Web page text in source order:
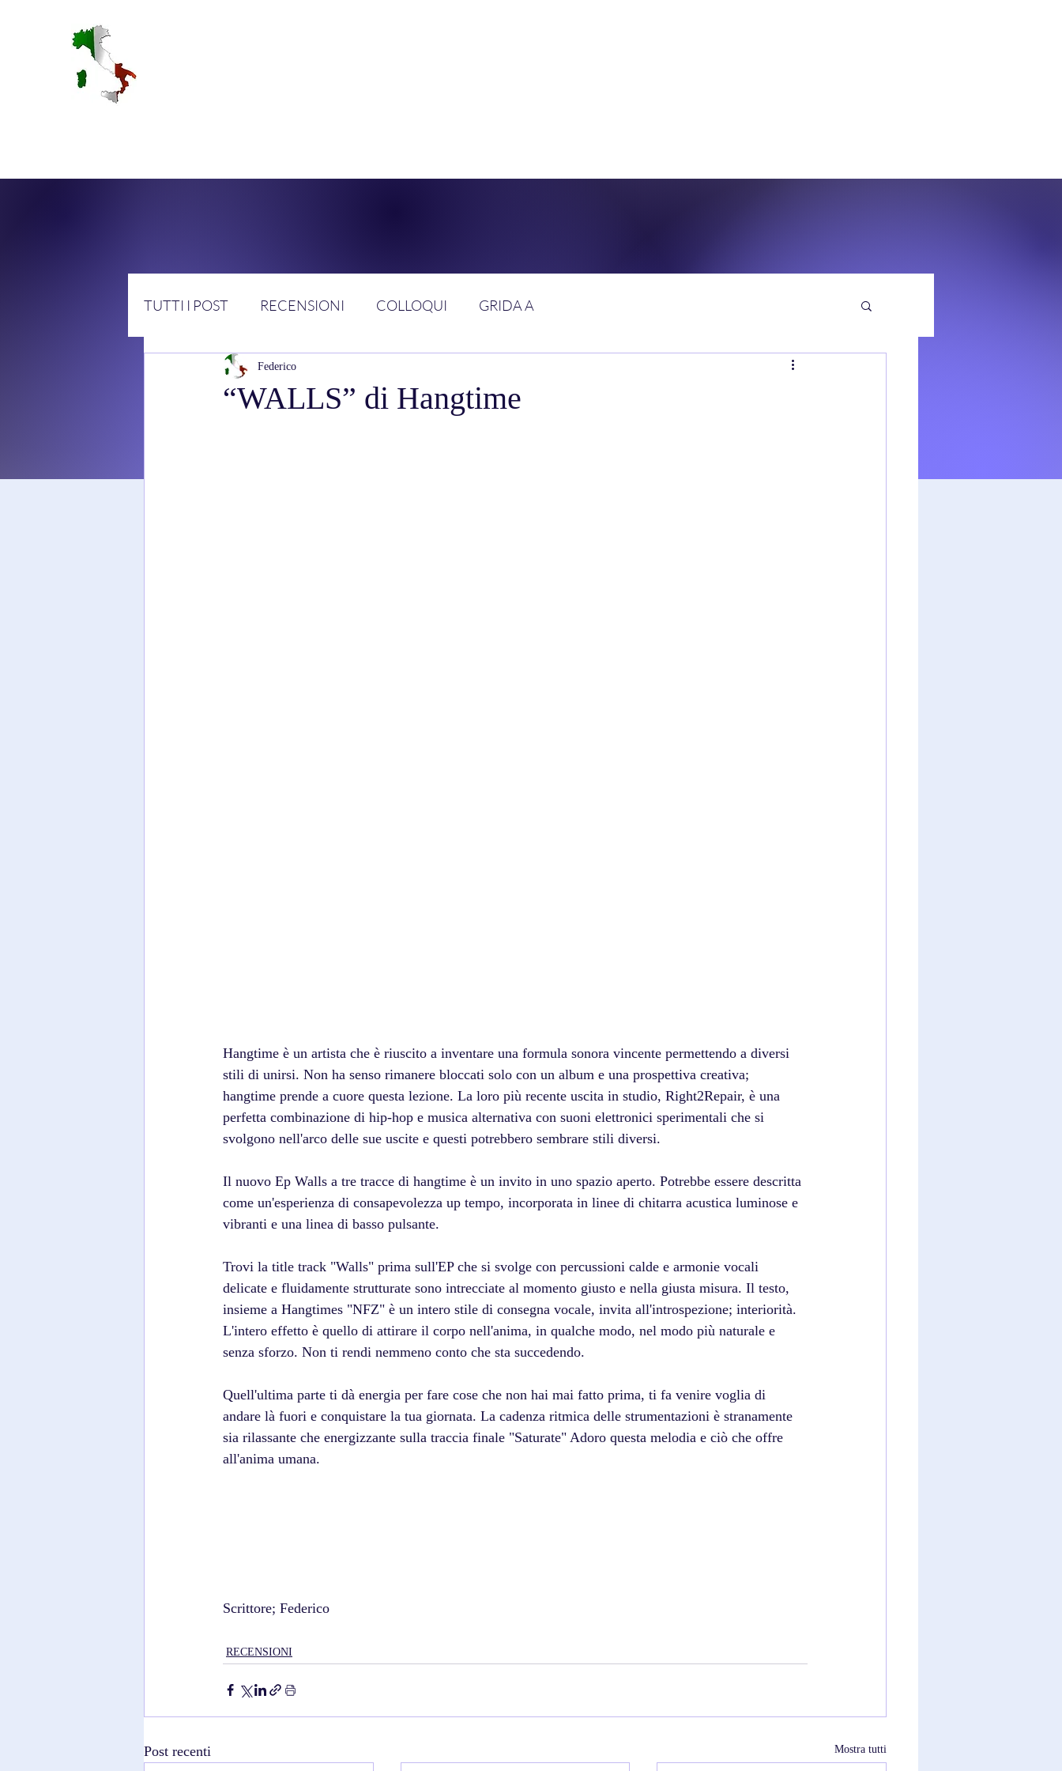
TUTTI I POST RECENSIONI COLLOQUI GRIDA A
“WALLS” di Hangtime
Federico
Hangtime è un artista che è riuscito a inventare una formula sonora vincente permettendo a diversi
stili di unirsi. Non ha senso rimanere bloccati solo con un album e una prospettiva creativa;
hangtime prende a cuore questa lezione. La loro più recente uscita in studio, Right2Repair, è una
perfetta combinazione di hip-hop e musica alternativa con suoni elettronici sperimentali che si
svolgono nell'arco delle sue uscite e questi potrebbero sembrare stili diversi.
Il nuovo Ep Walls a tre tracce di hangtime è un invito in uno spazio aperto. Potrebbe essere descritta
come un'esperienza di consapevolezza up tempo, incorporata in linee di chitarra acustica luminose e
vibranti e una linea di basso pulsante.
Trovi la title track "Walls" prima sull'EP che si svolge con percussioni calde e armonie vocali
delicate e fluidamente strutturate sono intrecciate al momento giusto e nella giusta misura. Il testo,
insieme a Hangtimes "NFZ" è un intero stile di consegna vocale, invita all'introspezione; interiorità.
L'intero effetto è quello di attirare il corpo nell'anima, in qualche modo, nel modo più naturale e
senza sforzo. Non ti rendi nemmeno conto che sta succedendo.
Quell'ultima parte ti dà energia per fare cose che non hai mai fatto prima, ti fa venire voglia di
andare là fuori e conquistare la tua giornata. La cadenza ritmica delle strumentazioni è stranamente
sia rilassante che energizzante sulla traccia finale "Saturate" Adoro questa melodia e ciò che offre
all'anima umana.
Scrittore; Federico
RECENSIONI
Post recenti Mostra tutti